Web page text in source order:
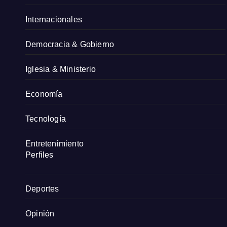
Internacionales
Democracia & Gobierno
Iglesia & Ministerio
Economía
Tecnología
Entretenimiento
Perfiles
Deportes
Opinión